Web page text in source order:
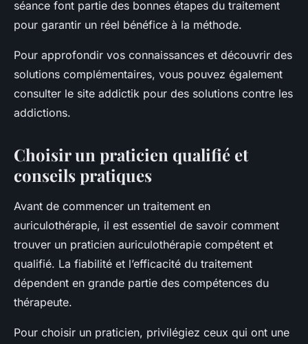
séance font partie des bonnes étapes du traitement
pour garantir un réel bénéfice à la méthode.
Pour approfondir vos connaissances et découvrir des
solutions complémentaires, vous pouvez également
consulter le site addictik pour des solutions contre les
addictions.
Choisir un praticien qualifié et
conseils pratiques
Avant de commencer un traitement en
auriculothérapie, il est essentiel de savoir comment
trouver un praticien auriculothérapie compétent et
qualifié. La fiabilité et l’efficacité du traitement
dépendent en grande partie des compétences du
thérapeute.
Pour choisir un praticien, privilégiez ceux qui ont une